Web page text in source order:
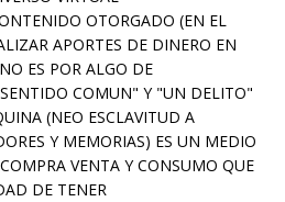
OTORGADO (EN EL
APORTES DE DINERO EN
ES POR ALGO DE
COMUN" Y "UN DELITO"
(NEO ESCLAVITUD A
Y MEMORIAS) ES UN MEDIO
VENTA Y CONSUMO QUE
DE TENER